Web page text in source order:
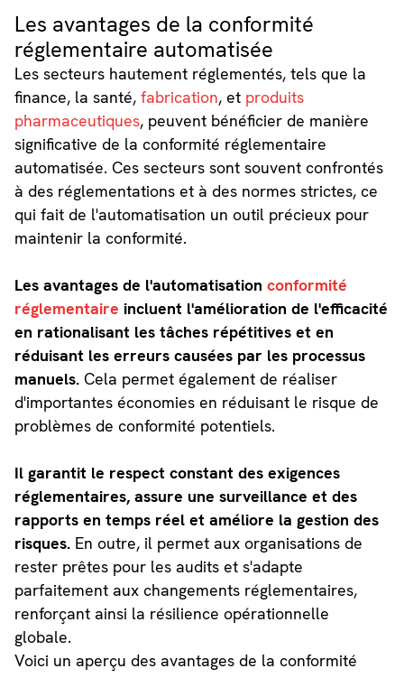
Les avantages de la conformité
réglementaire automatisée
Les secteurs hautement réglementés, tels que la
finance, la santé, fabrication, et produits
pharmaceutiques, peuvent bénéficier de manière
significative de la conformité réglementaire
automatisée. Ces secteurs sont souvent confrontés
à des réglementations et à des normes strictes, ce
qui fait de l'automatisation un outil précieux pour
maintenir la conformité.
Les avantages de l'automatisation conformité
réglementaire incluent l'amélioration de l'efficacité
en rationalisant les tâches répétitives et en
réduisant les erreurs causées par les processus
manuels.Cela permet également de réaliser
d'importantes économies en réduisant le risque de
problèmes de conformité potentiels.
Il garantit le respect constant des exigences
réglementaires, assure une surveillance et des
rapports en temps réel et améliore la gestion des
risques. En outre, il permet aux organisations de
rester prêtes pour les audits et s'adapte
parfaitement aux changements réglementaires,
renforçant ainsi la résilience opérationnelle
globale.
Voici un aperçu des avantages de la conformité